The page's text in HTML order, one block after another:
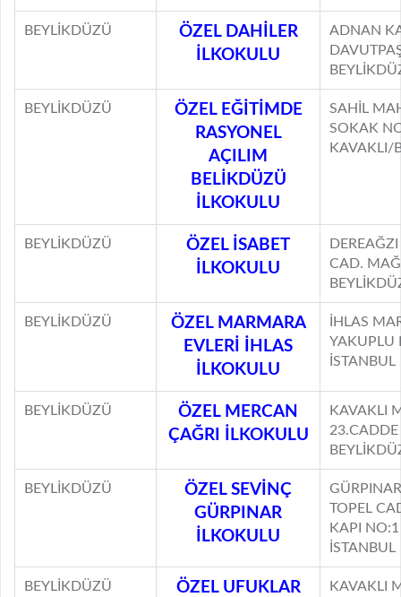
BEYLİKDÜZÜ
ÖZEL DAHİLER
İLKOKULU
ADNAN
BEYLİKDÜZÜ
ÖZEL EĞİTİMDE
RASYONEL
AÇILIM
BELİKDÜZÜ
İLKOKULU
SAHİL
SOKAK
KAVAKLI/
BEYLİKDÜZÜ
ÖZEL İSABET
İLKOKULU
CAD.
BEYLİKDÜZÜ
ÖZEL MARMARA
EVLERİ İHLAS
İLKOKULU
İHLAS
YAKUPLU
İSTANBUL
BEYLİKDÜZÜ
ÖZEL MERCAN
ÇAĞRI İLKOKULU
KAVAKLI
BEYLİKDÜZÜ
ÖZEL SEVİNÇ
GÜRPINAR
İLKOKULU
TOPEL
KAPI
İSTANBUL
BEYLİKDÜZÜ
ÖZEL UFUKLAR
KAVAKLI